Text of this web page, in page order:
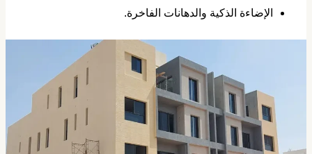
​الإضاءة الذكية والدهانات الفاخرة.